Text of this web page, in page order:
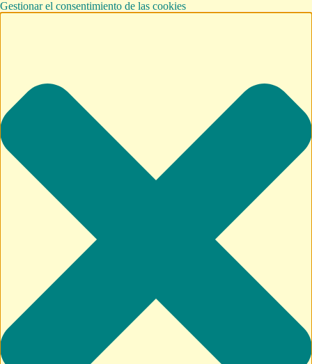
Gestionar el consentimiento de las cookies